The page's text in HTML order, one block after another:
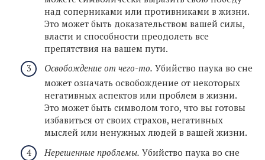
над соперниками или противниками в жизни.
Это может быть доказательством вашей силы,
власти и способности преодолеть все
препятствия на вашем пути.
Освобождение от чего-то. Убийство паука во сне
может означать освобождение от некоторых
негативных аспектов или проблем в жизни.
Это может быть символом того, что вы готовы
избавиться от своих страхов, негативных
мыслей или ненужных людей в вашей жизни.
Нерешенные проблемы. Убийство паука во сне